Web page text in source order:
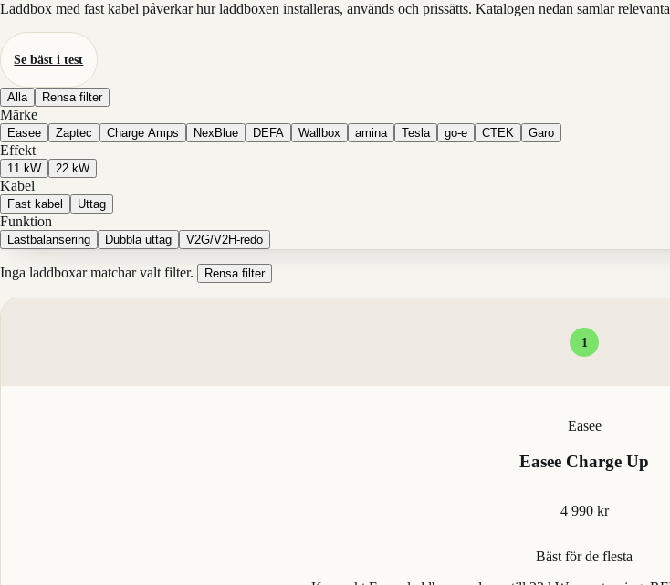
Laddbox med fast kabel påverkar hur laddboxen installeras, används och prissätts. Katalogen nedan samlar
Se bäst i test
Alla Rensa filter
Märke
Easee Zaptec Charge Amps NexBlue DEFA Wallbox amina Tesla go-e CTEK Garo
Effekt
11 kW 22 kW
Kabel
Fast kabel Uttag
Funktion
Lastbalansering Dubbla uttag V2G/V2H-redo
Inga laddboxar matchar valt filter. Rensa filter
1
Easee
Easee Charge Up
4 990 kr
Bäst för de flesta